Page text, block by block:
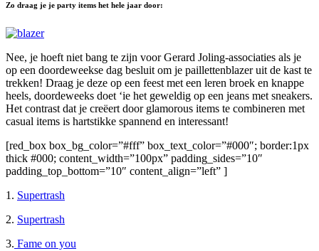
Zo draag je je party items het hele jaar door:
Nee, je hoeft niet bang te zijn voor Gerard Joling-associaties als je
op een doordeweekse dag besluit om je paillettenblazer uit de kast te
trekken! Draag je deze op een feest met een leren broek en knappe
heels, doordeweeks doet ‘ie het geweldig op een jeans met sneakers.
Het contrast dat je creëert door glamorous items te combineren met
casual items is hartstikke spannend en interessant!
[red_box box_bg_color=”#fff” box_text_color=”#000″; border:1px
thick #000; content_width=”100px” padding_sides=”10″
padding_top_bottom=”10″ content_align=”left” ]
1. Supertrash
2. Supertrash
3. Fame on you